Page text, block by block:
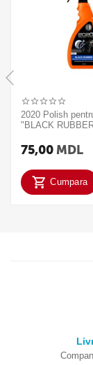
2020 Polish
"BLACK
75,00 MDL
Cumpara